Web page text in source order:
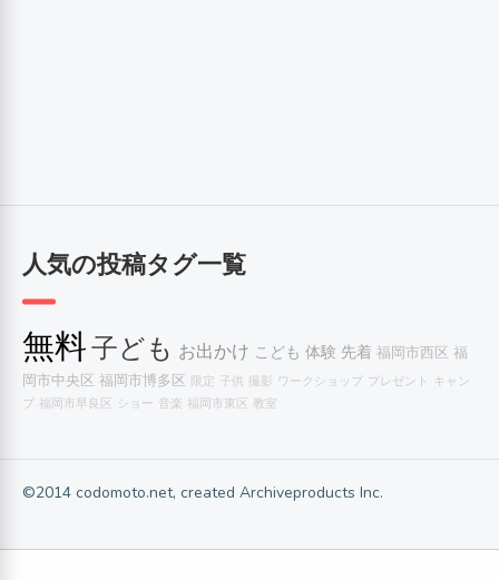
人気の投稿タグ一覧
無料子ども お出かけ こども 体験 先着 福岡市西区 福
岡市中央区 福岡市博多区 限定 子供 撮影 ワークショップ プレゼント キャン
プ 福岡市早良区 ショー 音楽 福岡市東区 教室
©2014 codomoto.net, created Archiveproducts Inc.